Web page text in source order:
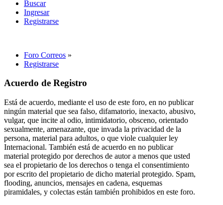
Buscar
Ingresar
Registrarse
Foro Correos »
Registrarse
Acuerdo de Registro
Está de acuerdo, mediante el uso de este foro, en no publicar
ningún material que sea falso, difamatorio, inexacto, abusivo,
vulgar, que incite al odio, intimidatorio, obsceno, orientado
sexualmente, amenazante, que invada la privacidad de la
persona, material para adultos, o que viole cualquier ley
Internacional. También está de acuerdo en no publicar
material protegido por derechos de autor a menos que usted
sea el propietario de los derechos o tenga el consentimiento
por escrito del propietario de dicho material protegido. Spam,
flooding, anuncios, mensajes en cadena, esquemas
piramidales, y colectas están también prohibidos en este foro.